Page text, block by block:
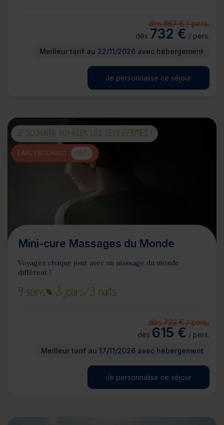
dès 867 € / pers.
dès 732 € / pers.
Meilleur tarif au 22/11/2026 avec hébergement
Je personnalise ce séjour
JE SOUHAITE VOYAGER LES YEUX FERMÉS !
EARLYBOOKING -15%
Mini-cure Massages du Monde
Voyagez chaque jour avec un massage du monde
différent !
9 soins 3 jours/3 nuits
dès 723 € / pers.
dès 615 € / pers.
Meilleur tarif au 17/11/2026 avec hébergement
Je personnalise ce séjour